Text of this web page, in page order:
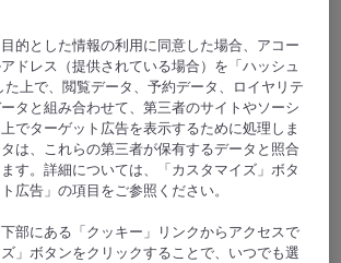
国
Economic Zone
的とした情報の利用に同意した場合、アコー
ドレス（提供されている場合）を「ハッシュ
上で、閲覧データ、予約データ、ロイヤリテ
タと組み合わせて、第三者のサイトやソーシ
でターゲット広告を表示するために処理しま
は、これらの第三者が保有するデータと照合
す。詳細については、「カスタマイズ」ボタ
広告」の項目をご参照ください。
部にある「クッキー」リンクからアクセスで
」ボタンをクリックすることで、いつでも選